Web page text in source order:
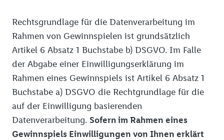
Rechtsgrundlage für die Datenverarbeitung im
Rahmen von Gewinnspielen ist grundsätzlich
Artikel 6 Absatz 1 Buchstabe b) DSGVO. Im Falle
der Abgabe einer Einwilligungserklärung im
Rahmen eines Gewinnspiels ist Artikel 6 Absatz 1
Buchstabe a) DSGVO die Rechtgrundlage für die
auf der Einwilligung basierenden
Datenverarbeitung. Sofern im Rahmen eines
Gewinnspiels Einwilligungen von Ihnen erklärt